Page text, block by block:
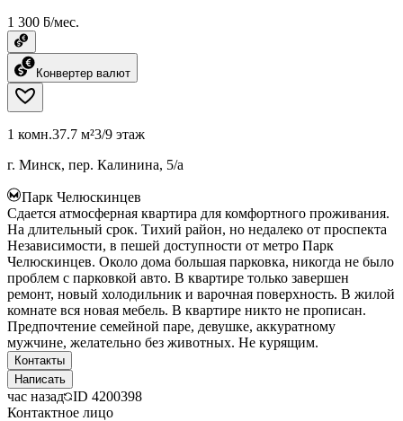
1 300 ƃ/мес.
Конвертер валют
1 комн.37.7 м²3/9 этаж
г. Минск, пер. Калинина, 5/а
Парк Челюскинцев
Сдается атмосферная квартира для комфортного проживания.
На длительный срок. Тихий район, но недалеко от проспекта
Независимости, в пешей доступности от метро Парк
Челюскинцев. Около дома большая парковка, никогда не было
проблем с парковкой авто. В квартире только завершен
ремонт, новый холодильник и варочная поверхность. В жилой
комнате вся новая мебель. В квартире никто не прописан.
Предпочтение семейной паре, девушке, аккуратному
мужчине, желательно без животных. Не курящим.
Контакты
Написать
час назад ID 4200398
Контактное лицо